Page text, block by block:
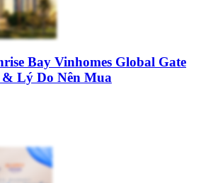
Bay Vinhomes Global Gate
Lý Do Nên Mua